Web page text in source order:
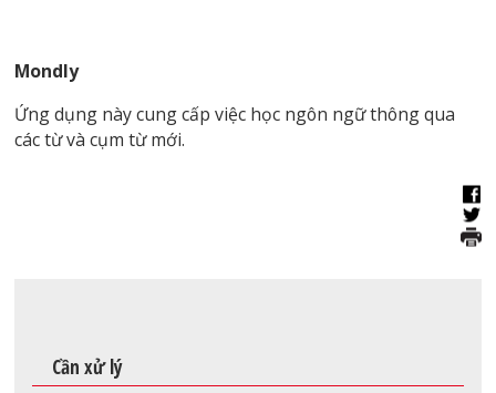
Mondly
Ứng dụng này cung cấp việc học ngôn ngữ thông qua
các từ và cụm từ mới.
Cần xử lý